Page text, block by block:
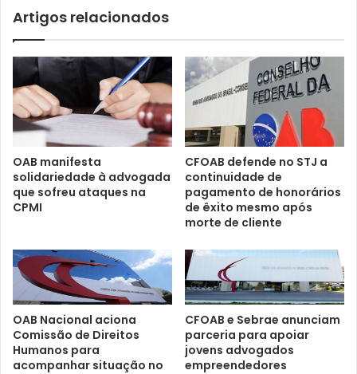
Artigos relacionados
OAB manifesta
solidariedade à advogada
que sofreu ataques na
CPMI
CFOAB defende no STJ a
continuidade de
pagamento de honorários
de êxito mesmo após
morte de cliente
OAB Nacional aciona
Comissão de Direitos
Humanos para
acompanhar situação no
CFOAB e Sebrae anunciam
parceria para apoiar
jovens advogados
empreendedores